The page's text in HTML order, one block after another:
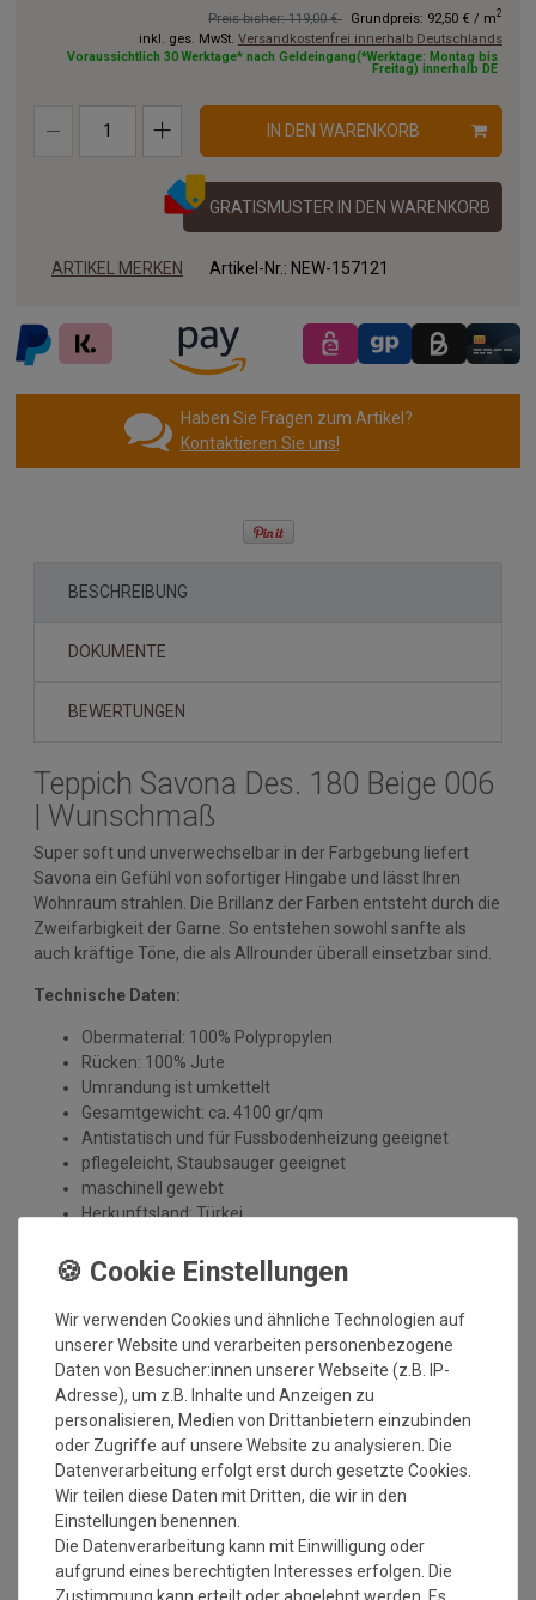
Preis bisher: 119,00 € Grundpreis: 92,50 € / m2
inkl. ges. MwSt. Versandkostenfrei innerhalb Deutschlands
Voraussichtlich 30 Werktage* nach Geldeingang(*Werktage: Montag bis
Freitag) innerhalb DE
IN DEN WARENKORB
GRATISMUSTER IN DEN WARENKORB
ARTIKEL MERKEN Artikel-Nr.: NEW-157121
Haben Sie Fragen zum Artikel?
Kontaktieren Sie uns!
BESCHREIBUNG
DOKUMENTE
BEWERTUNGEN
Teppich Savona Des. 180 Beige 006
| Wunschmaß
Super soft und unverwechselbar in der Farbgebung liefert
Savona ein Gefühl von sofortiger Hingabe und lässt Ihren
Wohnraum strahlen. Die Brillanz der Farben entsteht durch die
Zweifarbigkeit der Garne. So entstehen sowohl sanfte als
auch kräftige Töne, die als Allrounder überall einsetzbar sind.
Technische Daten:
Obermaterial: 100% Polypropylen
Rücken: 100% Jute
Umrandung ist umkettelt
Gesamtgewicht: ca. 4100 gr/qm
Antistatisch und für Fussbodenheizung geeignet
pflegeleicht, Staubsauger geeignet
maschinell gewebt
Herkunftsland: Türkei
Gesamthöhe: ca. 20 mm
vollflächige Teppichunterlage wird empfohlen >>
den Teppichunterlagen<<
Öko Tex Standard 100
Mindestmaß: 50x50 cm
Bitte beachten Sie immer die >> Pflegehinweise
Herstellers.
Wichtiger Hinweis:
Leichte Farbunterschiede sowie Maßabweichungen von ca. 3-
5% sind bei Teppichen handelsüblich und stellen keinen
Mangel dar.
Sonderanfertigungen im Wunschmaß sind vom
Wir verwenden Cookies und ähnliche Technologien auf
unserer Website und verarbeiten personenbezogene
Daten von Besucher:innen unserer Webseite (z.B. IP-
Adresse), um z.B. Inhalte und Anzeigen zu
personalisieren, Medien von Drittanbietern einzubinden
oder Zugriffe auf unsere Website zu analysieren. Die
Datenverarbeitung erfolgt erst durch gesetzte Cookies.
Wir teilen diese Daten mit Dritten, die wir in den
Einstellungen benennen.
Die Datenverarbeitung kann mit Einwilligung oder
aufgrund eines berechtigten Interesses erfolgen. Die
Zustimmung kann erteilt oder abgelehnt werden. Es